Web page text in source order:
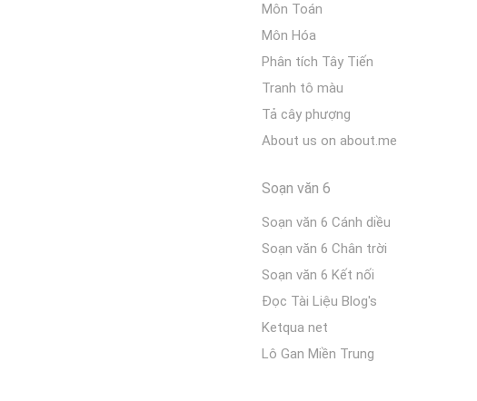
Môn Toán
Môn Hóa
Phân tích Tây Tiến
Tranh tô màu
Tả cây phượng
About us on about.me
Soạn văn 6
Soạn văn 6 Cánh diều
Soạn văn 6 Chân trời
Soạn văn 6 Kết nối
Đọc Tài Liệu Blog's
Ketqua net
Lô Gan Miền Trung